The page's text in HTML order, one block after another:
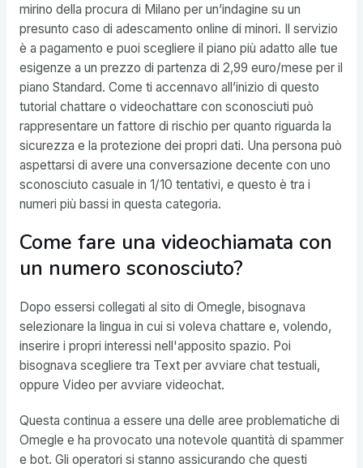
mirino della procura di Milano per un’indagine su un
presunto caso di adescamento online di minori. Il servizio
è a pagamento e puoi scegliere il piano più adatto alle tue
esigenze a un prezzo di partenza di 2,99 euro/mese per il
piano Standard. Come ti accennavo all’inizio di questo
tutorial chattare o videochattare con sconosciuti può
rappresentare un fattore di rischio per quanto riguarda la
sicurezza e la protezione dei propri dati. Una persona può
aspettarsi di avere una conversazione decente con uno
sconosciuto casuale in 1/10 tentativi, e questo è tra i
numeri più bassi in questa categoria.
Come fare una videochiamata con
un numero sconosciuto?
Dopo essersi collegati al sito di Omegle, bisognava
selezionare la lingua in cui si voleva chattare e, volendo,
inserire i propri interessi nell'apposito spazio. Poi
bisognava scegliere tra Text per avviare chat testuali,
oppure Video per avviare videochat.
Questa continua a essere una delle aree problematiche di
Omegle e ha provocato una notevole quantità di spammer
e bot. Gli operatori si stanno assicurando che questi